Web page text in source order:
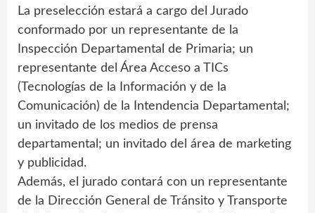
La preselección estará a cargo del Jurado
conformado por un representante de la
Inspección Departamental de Primaria; un
representante del Área Acceso a TICs
(Tecnologías de la Información y de la
Comunicación) de la Intendencia Departamental;
un invitado de los medios de prensa
departamental; un invitado del área de marketing
y publicidad.
Además, el jurado contará con un representante
de la Dirección General de Tránsito y Transporte